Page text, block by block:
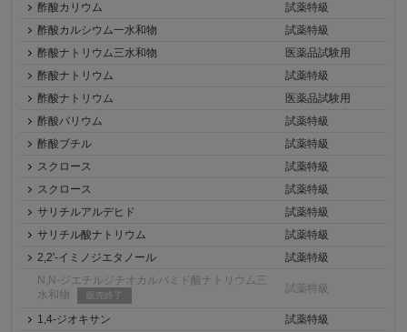
酢酸カリウム
試薬特級
酢酸カルシウム一水和物
試薬特級
酢酸ナトリウム三水和物
医薬品試験用
酢酸ナトリウム
試薬特級
酢酸ナトリウム
医薬品試験用
酢酸バリウム
試薬特級
酢酸ブチル
試薬特級
スクロース
試薬特級
スクロース
試薬特級
サリチルアルデヒド
試薬特級
サリチル酸ナトリウム
試薬特級
2,2'-イミノジエタノール
試薬特級
N,N-ジエチルジチオカルバミド酸ナトリウム三
水和物
販売終了
試薬特級
1,4-ジオキサン
試薬特級